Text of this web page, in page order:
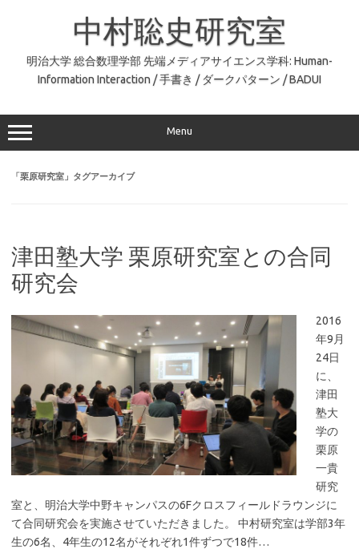
中村聡史研究室
明治大学 総合数理学部 先端メディアサイエンス学科: Human-
Information Interaction / 手書き / ダークパターン / BADUI
Menu
「栗原研究室 」タグアーカイブ
津田塾大学 栗原研究室との合同
研究会
2016
年9月
24日
に、
津田
塾大
学の
栗原
一貴
研究
室と、明治大学中野キャンパスの6Fクロスフィールドラウンジに
て合同研究会を実施させていただきました。 中村研究室は学部3年
生の6名、4年生の12名がそれぞれ1件ずつで18件…